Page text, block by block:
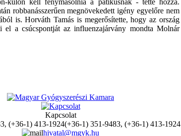
külön kell fénymásolnia a patikusnak - tette hozzá.
robbanásszerűen megnövekedett igény egyelőre nem
is. Horváth Tamás is megerősítette, hogy az ország
el a csúcspontját az influenzajárvány mondta Molnár
Kapcsolat
(+36-1) 351-9483, (+36-1) 413-1924
hivatal@mgyk.hu